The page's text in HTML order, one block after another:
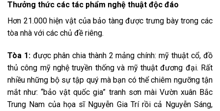
Thưởng thức các tác phẩm nghệ thuật độc đáo
Hơn 21.000 hiện vật của bảo tàng được trưng bày trong các
tòa nhà với các chủ đề riêng.
Tòa 1:được phân chia thành 2 mảng chính: mỹ thuật cổ, đồ
thủ công mỹ nghệ truyền thống và mỹ thuật đương đại. Rất
nhiều những bộ sự tập quý mà bạn có thể chiêm ngưỡng tận
mắt như: “bảo vật quốc gia” tranh sơn mài Vườn xuân Bắc
Trung Nam của họa sĩ Nguyễn Gia Trí rồi cả Nguyễn Sáng,